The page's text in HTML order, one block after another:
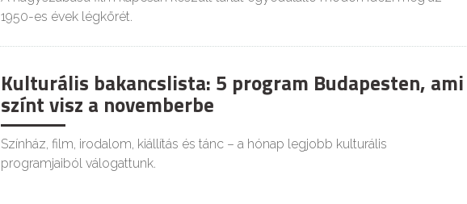
1950-es évek légkörét.
Kulturális bakancslista: 5 program Budapesten, ami
színt visz a novemberbe
Színház, film, irodalom, kiállítás és tánc – a hónap legjobb kulturális
programjaiból válogattunk.